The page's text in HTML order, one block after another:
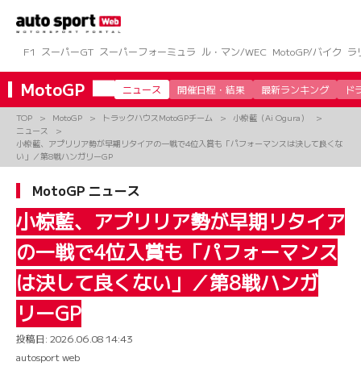
ツ
へ
ス
キ
F1 スーパーGT スーパーフォーミュラ ル・マン/WEC MotoGP/バイク ラ
MotoGP ニュース 開催日程・結果 最新ランキング ド
TOP MotoGP トラックハウスMotoGPチーム
小椋藍（Ai Ogura）
ニュース
小椋藍、アプリリア勢が早期リタイアの一戦で4位入賞も「パフォーマンスは決して良くな
い」／第8戦ハンガリーGP
MotoGP ニュース
小椋藍、アプリリア勢が早期リタイア
の一戦で4位入賞も「パフォーマンス
は決して良くない」／第8戦ハンガ
リーGP
投稿日: 2026.06.08 14:43
autosport web